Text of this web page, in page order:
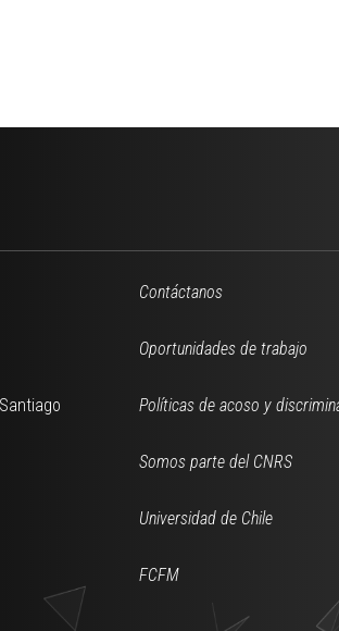
Contáctanos
Oportunidades de trabajo
Políticas de acoso y
Somos parte del CNRS
Universidad de Chile
FCFM